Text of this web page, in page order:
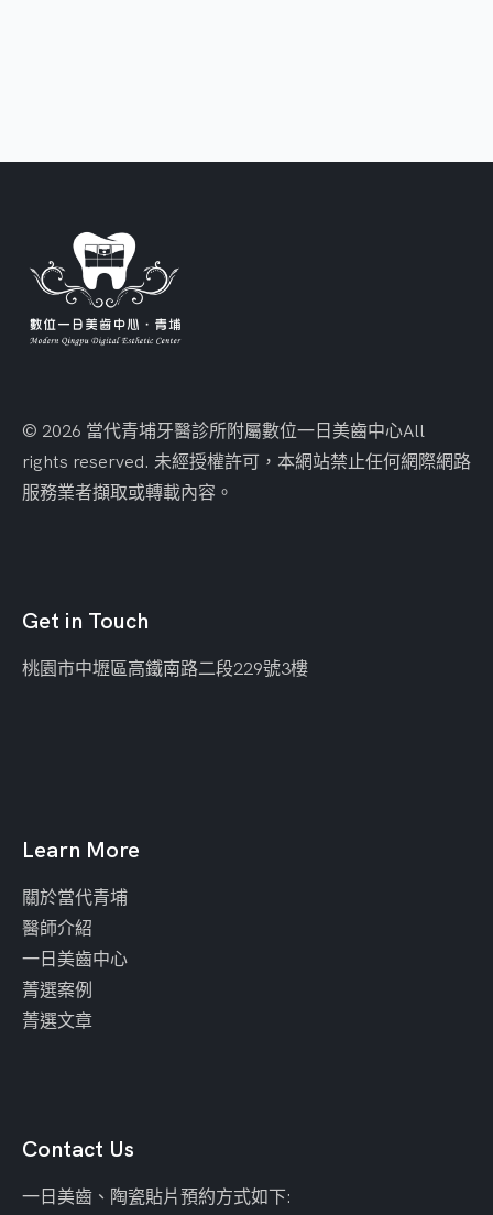
© 2026 當代青埔牙醫診所附屬數位一日美齒中心All
rights reserved. 未經授權許可，本網站禁止任何網際網路
服務業者擷取或轉載內容。
Get in Touch
桃園市中壢區高鐵南路二段229號3樓
Learn More
關於當代青埔
醫師介紹
一日美齒中心
菁選案例
菁選文章
Contact Us
一日美齒、陶瓷貼片預約方式如下: